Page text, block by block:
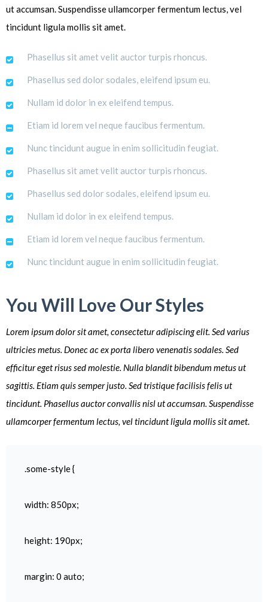
ut accumsan. Suspendisse ullamcorper fermentum lectus, vel
tincidunt ligula mollis sit amet.
Phasellus sit amet velit auctor turpis rhoncus.
Phasellus sed dolor sodales, eleifend ipsum eu.
Nullam id dolor in ex eleifend tempus.
Etiam id lorem vel neque faucibus fermentum.
Nunc tincidunt augue in enim sollicitudin feugiat.
Phasellus sit amet velit auctor turpis rhoncus.
Phasellus sed dolor sodales, eleifend ipsum eu.
Nullam id dolor in ex eleifend tempus.
Etiam id lorem vel neque faucibus fermentum.
Nunc tincidunt augue in enim sollicitudin feugiat.
You Will Love Our Styles
Lorem ipsum dolor sit amet, consectetur adipiscing elit. Sed varius
ultricies metus. Donec ac ex porta libero venenatis sodales. Sed
efficitur eget risus sed molestie. Nulla blandit bibendum metus ut
sagittis. Etiam quis semper justo. Sed tristique facilisis felis ut
tincidunt. Phasellus auctor convallis nisl ut accumsan. Suspendisse
ullamcorper fermentum lectus, vel tincidunt ligula mollis sit amet.
.some-style {
width: 850px;
height: 190px;
margin: 0 auto;